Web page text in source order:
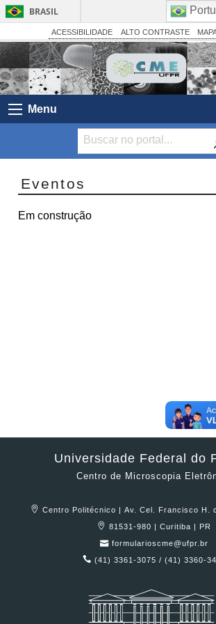
BRASIL
ACESSIBILIDADE ALTO CONTRASTE
Menu
Eventos
Em construção
Universidade Federal do
Centro de Microscopia
Centro Politécnico | Av. Cel. Francisco H.
81531-980 | Curitiba | PR
formularioscme@ufpr.br
(41) 3361-3075 / (41) 3360-